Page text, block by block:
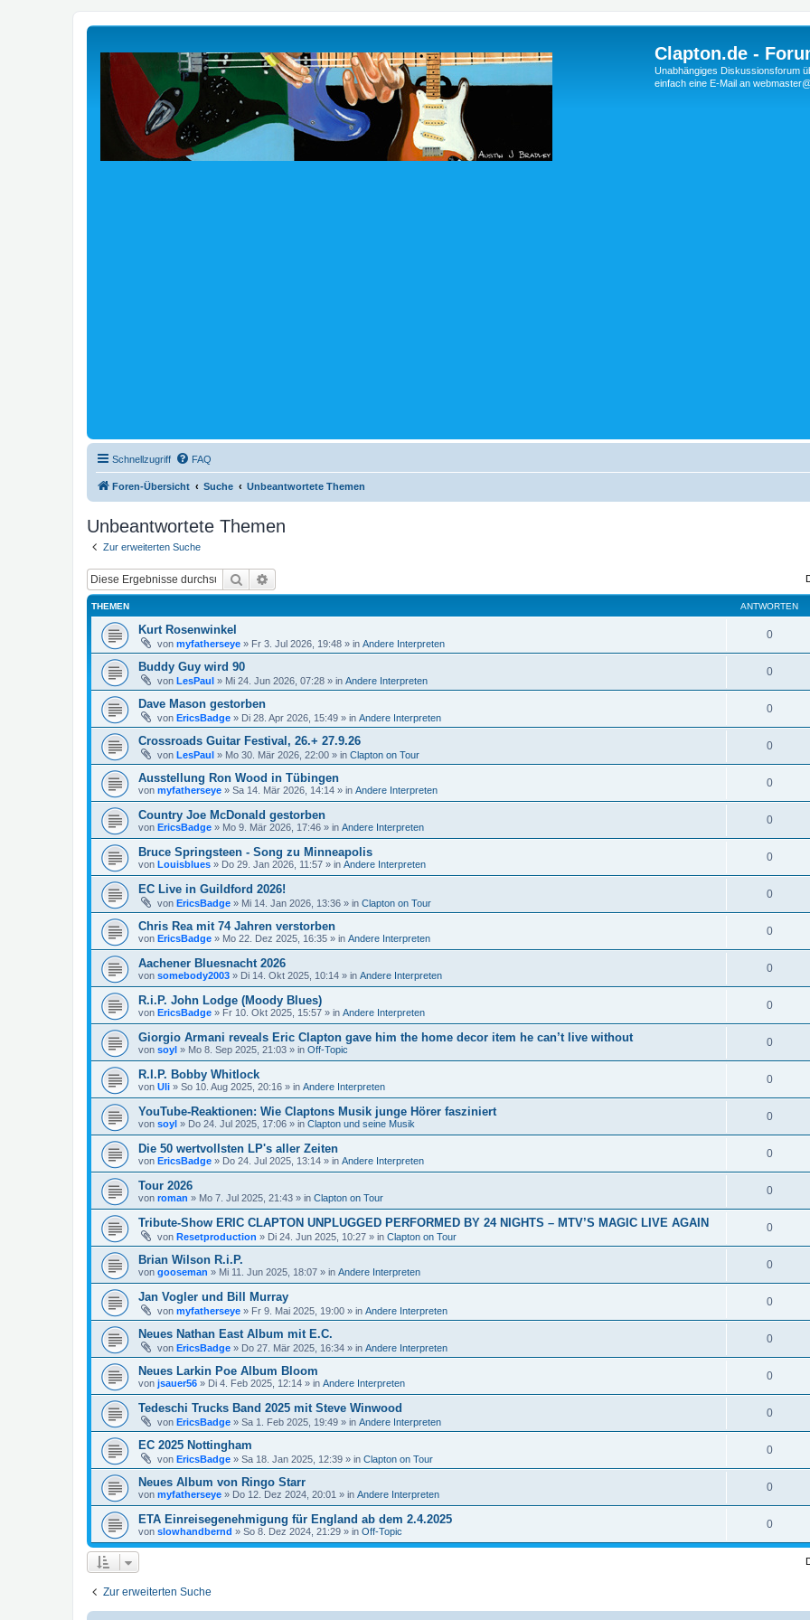
Clapton.de -
Unabhängiges Diskussionsforum
einfach eine E-Mail an
Schnellzugriff FAQ
Foren-Übersicht Suche Unbeantwortete Themen
Unbeantwortete Themen
Zur erweiterten Suche
Suche
THEMEN ANTWORTEN
Kurt Rosenwinkel
von myfatherseye » Fr 3. Jul 2026, 19:48 » in Andere Interpreten
0
Buddy Guy wird 90
von LesPaul » Mi 24. Jun 2026, 07:28 » in Andere Interpreten
0
Dave Mason gestorben
von EricsBadge » Di 28. Apr 2026, 15:49 » in Andere Interpreten
0
Crossroads Guitar Festival, 26.+ 27.9.26
von LesPaul » Mo 30. Mär 2026, 22:00 » in Clapton on Tour
0
Ausstellung Ron Wood in Tübingen
von myfatherseye » Sa 14. Mär 2026, 14:14 » in Andere Interpreten
0
Country Joe McDonald gestorben
von EricsBadge » Mo 9. Mär 2026, 17:46 » in Andere Interpreten
0
Bruce Springsteen - Song zu Minneapolis
von Louisblues » Do 29. Jan 2026, 11:57 » in Andere Interpreten
0
EC Live in Guildford 2026!
von EricsBadge » Mi 14. Jan 2026, 13:36 » in Clapton on Tour
0
Chris Rea mit 74 Jahren verstorben
von EricsBadge » Mo 22. Dez 2025, 16:35 » in Andere Interpreten
0
Aachener Bluesnacht 2026
von somebody2003 » Di 14. Okt 2025, 10:14 » in Andere Interpreten
0
R.i.P. John Lodge (Moody Blues)
von EricsBadge » Fr 10. Okt 2025, 15:57 » in Andere Interpreten
0
Giorgio Armani reveals Eric Clapton gave him the home decor item he can’t live without
von soyl » Mo 8. Sep 2025, 21:03 » in Off-Topic
0
R.I.P. Bobby Whitlock
von Uli » So 10. Aug 2025, 20:16 » in Andere Interpreten
0
YouTube-Reaktionen: Wie Claptons Musik junge Hörer fasziniert
von soyl » Do 24. Jul 2025, 17:06 » in Clapton und seine Musik
0
Die 50 wertvollsten LP's aller Zeiten
von EricsBadge » Do 24. Jul 2025, 13:14 » in Andere Interpreten
0
Tour 2026
von roman » Mo 7. Jul 2025, 21:43 » in Clapton on Tour
0
Tribute-Show ERIC CLAPTON UNPLUGGED PERFORMED BY 24 NIGHTS – MTV’S MAGIC LIVE AGAIN
von Resetproduction » Di 24. Jun 2025, 10:27 » in Clapton on Tour
0
Brian Wilson R.i.P.
von gooseman » Mi 11. Jun 2025, 18:07 » in Andere Interpreten
0
Jan Vogler und Bill Murray
von myfatherseye » Fr 9. Mai 2025, 19:00 » in Andere Interpreten
0
Neues Nathan East Album mit E.C.
von EricsBadge » Do 27. Mär 2025, 16:34 » in Andere Interpreten
0
Neues Larkin Poe Album Bloom
von jsauer56 » Di 4. Feb 2025, 12:14 » in Andere Interpreten
0
Tedeschi Trucks Band 2025 mit Steve Winwood
von EricsBadge » Sa 1. Feb 2025, 19:49 » in Andere Interpreten
0
EC 2025 Nottingham
von EricsBadge » Sa 18. Jan 2025, 12:39 » in Clapton on Tour
0
Neues Album von Ringo Starr
von myfatherseye » Do 12. Dez 2024, 20:01 » in Andere Interpreten
0
ETA Einreisegenehmigung für England ab dem 2.4.2025
von slowhandbernd » So 8. Dez 2024, 21:29 » in Off-Topic
0
Zur erweiterten Suche